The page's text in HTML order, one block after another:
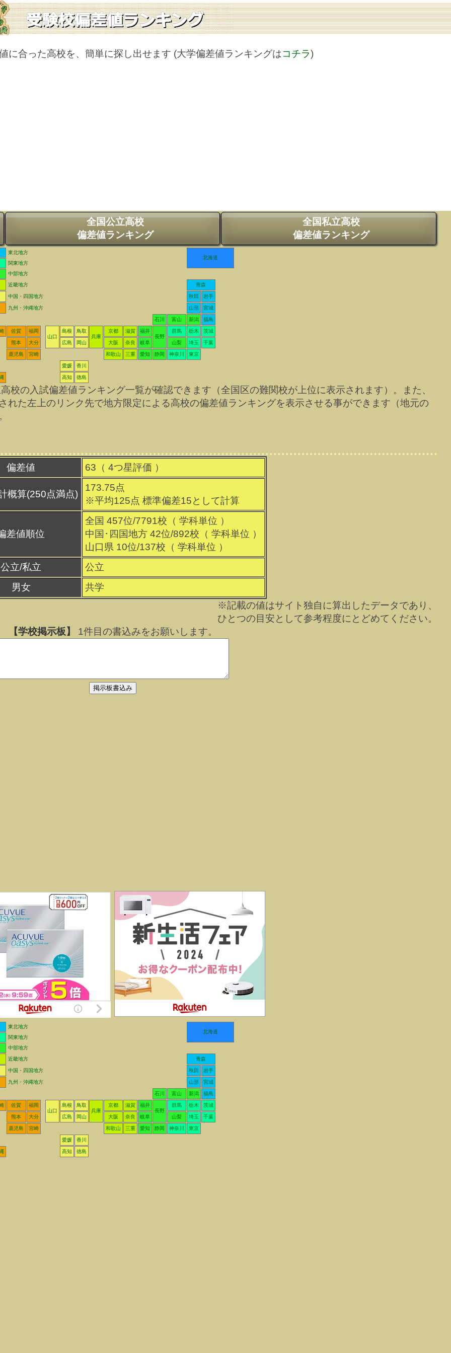
に合った高校を、簡単に探し出せます (大学偏差値ランキングはコチラ)
全国公立高校
偏差値ランキング
全国私立高校
偏差値ランキング
東北地方
北海道
関東地方
中部地方
近畿地方
青森
中国・四国地方 秋田 岩手
九州・沖縄地方 山形 宮城
石川 富山 新潟 福島
佐賀
福岡
山口
島根
鳥取
兵庫
京都 滋賀
福井
長野
群馬 栃木 茨城
熊本 大分 広島 岡山 大阪 奈良 岐阜 山梨 埼玉 千葉
鹿児島 宮崎 和歌山 三重 愛知 静岡 神奈川 東京
愛媛 香川
高知 徳島
の入試偏差値ランキング一覧が確認できます（全国区の難関校が上位に表示されます）。また、
れた左上のリンク先で地方限定による高校の偏差値ランキングを表示させる事ができます（地元の
偏差値 63（ 4つ星評価 ）
概算(250点満点)
173.75点
※平均125点 標準偏差15として計算
差値順位
全国 457位/7791校（ 学科単位 ）
中国･四国地方 42位/892校（ 学科単位 ）
山口県 10位/137校（ 学科単位 ）
公立/私立
公立
男女
共学
※記載の値はサイト独自に算出したデータであり、
ひとつの目安として参考程度にとどめてください。
【学校掲示板】
1件目の書込みをお願いします。
東北地方
北海道
関東地方
中部地方
近畿地方
青森
中国・四国地方 秋田 岩手
九州・沖縄地方 山形 宮城
石川 富山 新潟 福島
佐賀
福岡
山口
島根
鳥取
兵庫
京都 滋賀
福井
長野
群馬 栃木 茨城
熊本 大分 広島 岡山 大阪 奈良 岐阜 山梨 埼玉 千葉
鹿児島 宮崎 和歌山 三重 愛知 静岡 神奈川 東京
愛媛 香川
高知 徳島